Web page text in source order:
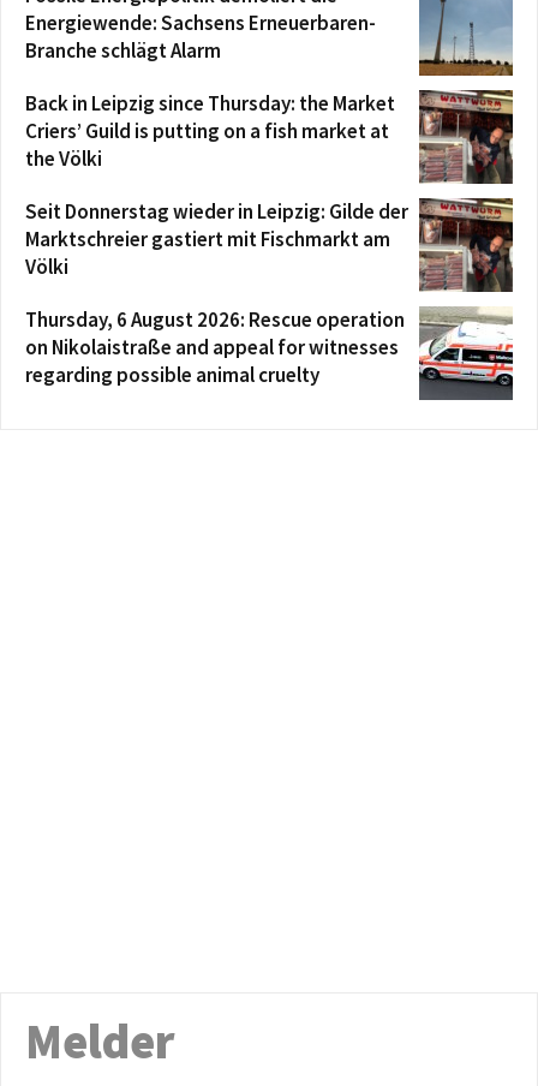
Energiewende: Sachsens Erneuerbaren-
Branche schlägt Alarm
Back in Leipzig since Thursday: the Market
Criers’ Guild is putting on a fish market at
the Völki
Seit Donnerstag wieder in Leipzig: Gilde der
Marktschreier gastiert mit Fischmarkt am
Völki
Thursday, 6 August 2026: Rescue operation
on Nikolaistraße and appeal for witnesses
regarding possible animal cruelty
Melder